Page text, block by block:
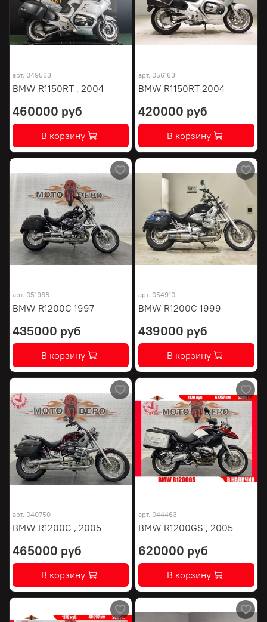
арт. 049563
BMW R1150RT , 2004
460000 руб
В корзину
арт. 056163
BMW R1150RT 2004
420000 руб
В корзину
арт. 051986
BMW R1200C 1997
435000 руб
В корзину
арт. 054910
BMW R1200C 1999
439000 руб
В корзину
арт. 040750
BMW R1200C , 2005
465000 руб
В корзину
арт. 044463
BMW R1200GS , 2005
620000 руб
В корзину